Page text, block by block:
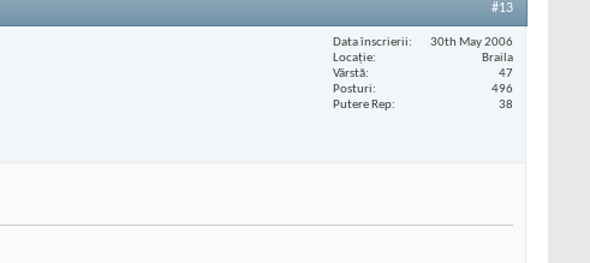
#13
Data înscrierii
30th May 2006
Locaţie
Braila
Vârstă
47
Posturi
496
Putere Rep
38